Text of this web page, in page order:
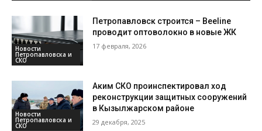
Новости
Петропавловска и
СКО
Петропавловск строится – Beeline
проводит оптоволокно в новые ЖК
17 февраля, 2026
Новости
Петропавловска и
СКО
Аким СКО проинспектировал ход
реконструкции защитных сооружений
в Кызылжарском районе
29 декабря, 2025